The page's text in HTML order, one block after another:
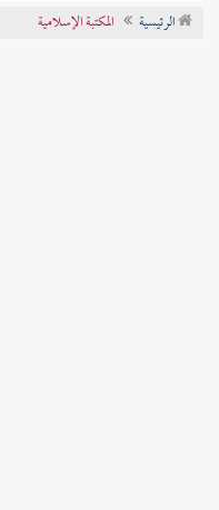
تراجم الأعلام
الرئيسية المكتبة الإسلامية